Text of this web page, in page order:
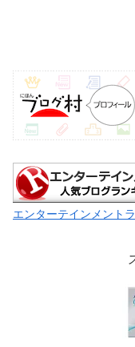
エンターテインメント